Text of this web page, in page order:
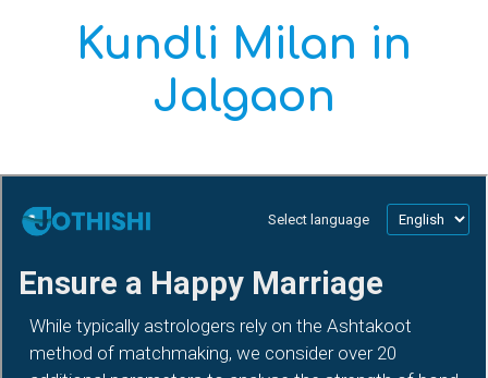
Kundli Milan in
Jalgaon